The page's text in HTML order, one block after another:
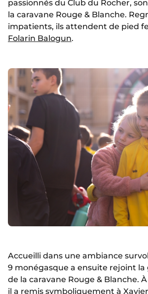
passionnés du Club du Rocher,
la caravane Rouge & Blanche.
impatients, ils attendent de pied
Folarin Balogun.
Accueilli dans une ambiance
9 monégasque a ensuite rejoint la
de la caravane Rouge & Blanche.
il a remis symboliquement à